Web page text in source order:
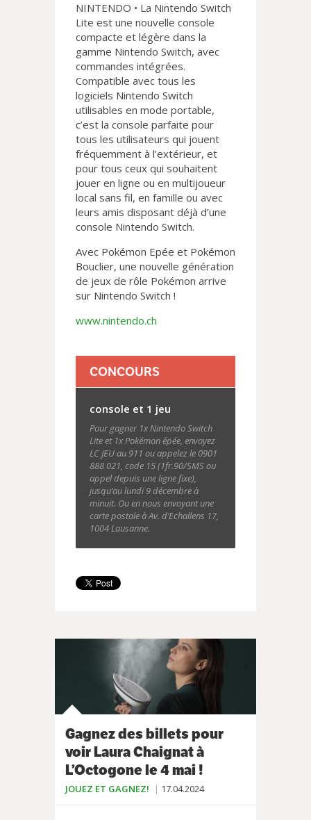
NINTENDO • La Nintendo Switch
Lite est une nouvelle console
compacte et légère dans la
gamme Nintendo Switch, avec
commandes intégrées.
Compatible avec tous les
logiciels Nintendo Switch
utilisables en mode portable,
c’est la console parfaite pour
tous les utilisateurs qui jouent
fréquemment à l’extérieur, et
pour tous ceux qui souhaitent
jouer en ligne ou en multijoueur
local sans fil, en famille ou avec
leurs amis disposant déjà d’une
console Nintendo Switch.
Avec Pokémon Epée et Pokémon
Bouclier, une nouvelle génération
de jeux de rôle Pokémon arrive
sur Nintendo Switch !
www.nintendo.ch
CONCOURS
console et 1 jeu
Pour gagner 1x Nintendo Switch
Lite et 1x Pokémon épée, envoyez
LC JEU au 911 ou appelez le 0901
888 021, code 15 (1fr.90/SMS ou
appel depuis une ligne fixe),
jusqu’au lundi 9 décembre à
minuit. Ou en nous envoyant une
carte postale à Av. d’Echallens 17,
1004 Lausanne.
Gagnez des billets pour
voir Laura Chaignat à
L’Octogone le 4 mai !
JOUEZ ET GAGNEZ! 17.04.2024